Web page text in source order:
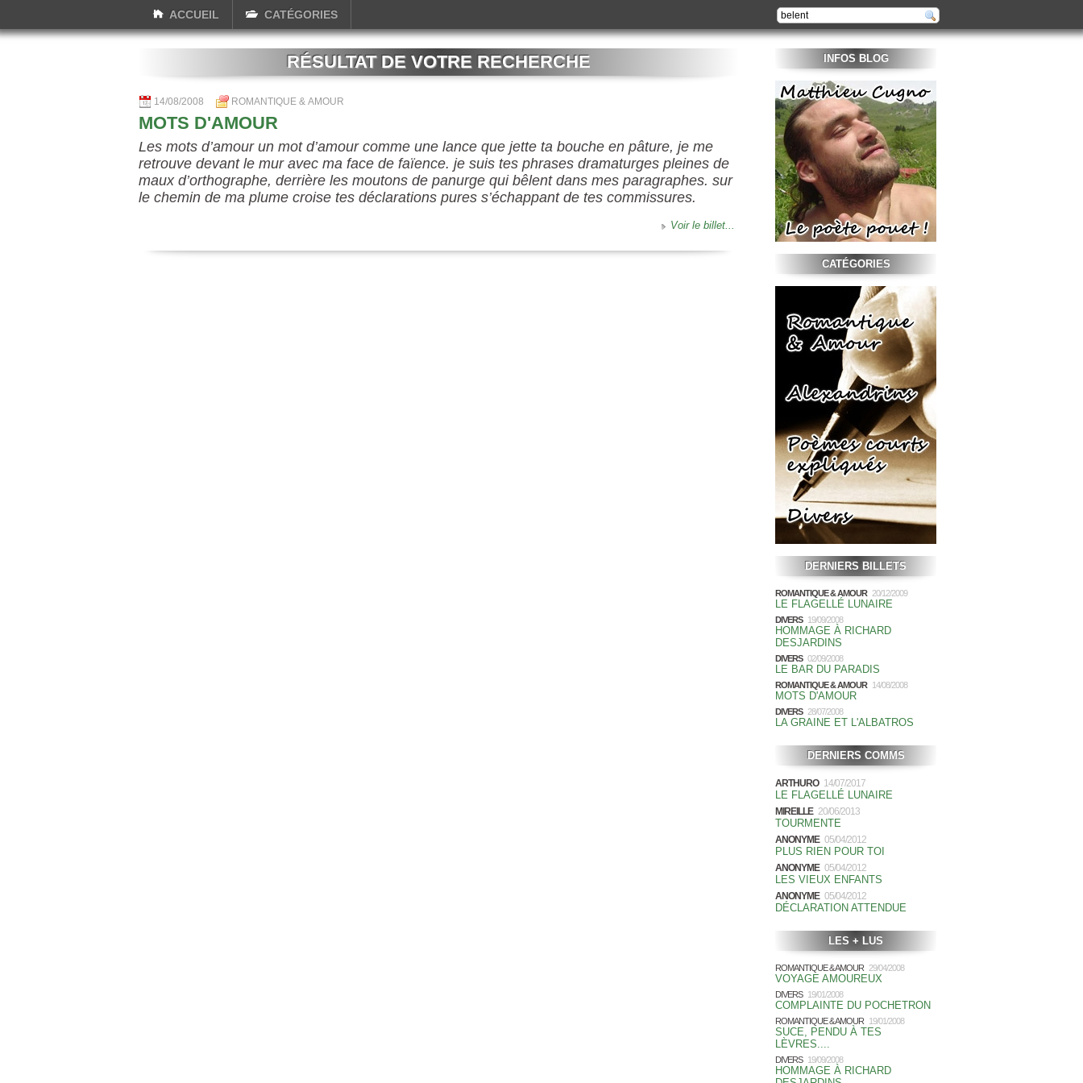
ACCUEIL CATÉGORIES
RÉSULTAT DE VOTRE RECHERCHE
14/08/2008 ROMANTIQUE & AMOUR
MOTS D'AMOUR
Les mots d’amour un mot d’amour comme une lance que jette ta bouche en pâture, je me
retrouve devant le mur avec ma face de faïence. je suis tes phrases dramaturges pleines de
maux d’orthographe, derrière les moutons de panurge qui bêlent dans mes paragraphes. sur
le chemin de ma plume croise tes déclarations pures s’échappant de tes commissures.
Voir le billet...
INFOS BLOG
CATÉGORIES
DERNIERS BILLETS
ROMANTIQUE & AMOUR20/12/2009
LE FLAGELLÉ LUNAIRE
DIVERS19/09/2008
HOMMAGE À RICHARD
DESJARDINS
DIVERS02/09/2008
LE BAR DU PARADIS
ROMANTIQUE & AMOUR14/08/2008
MOTS D'AMOUR
DIVERS28/07/2008
LA GRAINE ET L'ALBATROS
DERNIERS COMMS
ARTHURO 14/07/2017
LE FLAGELLÉ LUNAIRE
MIREILLE 20/06/2013
TOURMENTE
ANONYME 05/04/2012
PLUS RIEN POUR TOI
ANONYME 05/04/2012
LES VIEUX ENFANTS
ANONYME 05/04/2012
DÉCLARATION ATTENDUE
LES + LUS
ROMANTIQUE & AMOUR 29/04/2008
VOYAGE AMOUREUX
DIVERS19/01/2008
COMPLAINTE DU POCHETRON
ROMANTIQUE & AMOUR 19/01/2008
SUCE, PENDU À TES
LÈVRES....
DIVERS19/09/2008
HOMMAGE À RICHARD